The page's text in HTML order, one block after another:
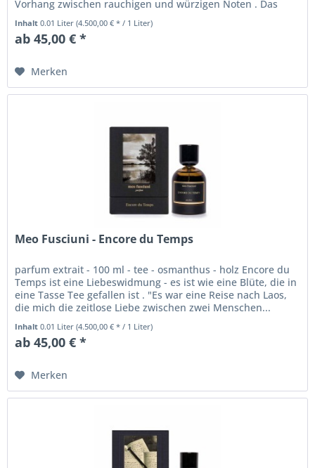
Vorhang zwischen rauchigen und würzigen Noten . Das
Ritual des Märchens...
Inhalt0.01 Liter(4.500,00 € * / 1 Liter)
ab 45,00 € *
Merken
Meo Fusciuni - Encore du Temps
parfum extrait - 100 ml - tee - osmanthus - holz Encore du
Temps ist eine Liebeswidmung - es ist wie eine Blüte, die in
eine Tasse Tee gefallen ist . "Es war eine Reise nach Laos,
die mich die zeitlose Liebe zwischen zwei Menschen...
Inhalt0.01 Liter(4.500,00 € * / 1 Liter)
ab 45,00 € *
Merken